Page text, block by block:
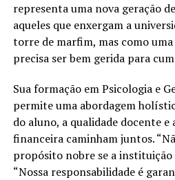
representa uma nova geração
aqueles que enxergam a
torre de marfim, mas como
precisa ser bem gerida para
Sua formação em Psicologia e
permite uma abordagem
do aluno, a qualidade docente
financeira caminham juntos.
propósito nobre se a instituição
“Nossa responsabilidade é